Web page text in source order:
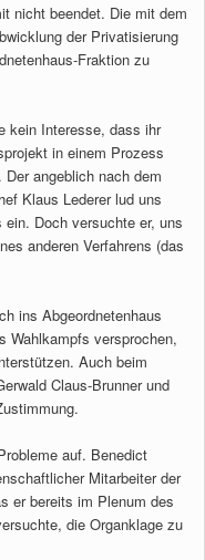
nicht beendet. Die mit dem
der Privatisierung
Fraktion zu
kein Interesse, dass ihr
in einem Prozess
angeblich nach dem
Klaus Lederer lud uns
Doch versuchte er, uns
anderen Verfahrens (das
ins Abgeordnetenhaus
Wahlkampfs versprochen,
Auch beim
Claus-Brunner und
auf. Benedict
Mitarbeiter der
er bereits im Plenum des
die Organklage zu